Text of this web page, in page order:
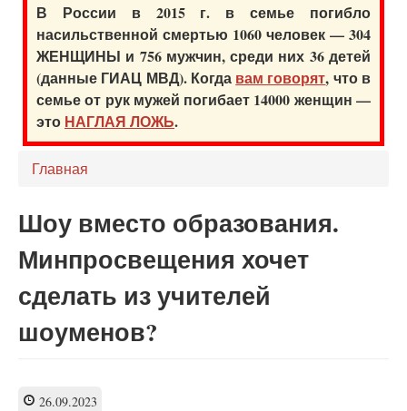
В России в 2015 г. в семье погибло
насильственной смертью 1060 человек — 304
ЖЕНЩИНЫ и 756 мужчин, среди них 36 детей
(данные ГИАЦ МВД). Когда вам говорят, что в
семье от рук мужей погибает 14000 женщин —
это НАГЛАЯ ЛОЖЬ.
Главная
Шоу вместо образования.
Минпросвещения хочет
сделать из учителей
шоуменов?
26.09.2023